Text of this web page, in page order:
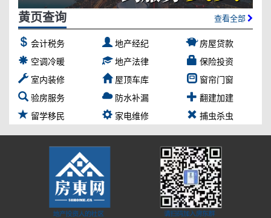
黄页查询 查看全部
会计税务 地产经纪
房屋贷款
空调冷暖
地产法律
保险投资
室内装修
屋顶车库
窗帘门窗
验房服务
防水补漏
翻建加建
留学移民
家电维修 捕虫杀虫